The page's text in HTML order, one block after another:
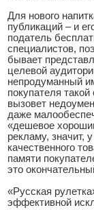
Для нового
публикаций – и
податель
специалистов,
бывает
целевой
непродуманный
покупателя
вызовет
даже
«дешевое
рекламу, значит,
качественного
памяти
это
«Русская
эффективной